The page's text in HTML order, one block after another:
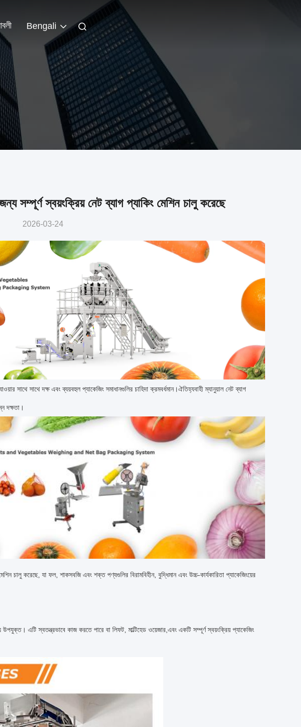
Bengali
স্বয়ংক্রিয় নেট ব্যাগ প্যাকিং মেশিন চালু করেছে
2026-03-24
সাথে সাথে দক্ষ এবং ব্যয়বহুল প্যাকেজিং সমাধানগুলির চাহিদা ক্রমবর্ধমান।ঐতিহ্যবাহী ম্যানুয়াল নেট ব্যাগ
দক্ষতা।
চালু করেছে, যা ফল, শাকসবজি এবং শক্ত পণ্যগুলির বিরামবিহীন, বুদ্ধিমান এবং উচ্চ-কার্যকারিতা প্যাকেজিংয়ের
এটি স্বতন্ত্রভাবে কাজ করতে পারে বা লিফট, মাল্টিহেড ওয়েজার,এবং একটি সম্পূর্ণ স্বয়ংক্রিয় প্যাকেজিং